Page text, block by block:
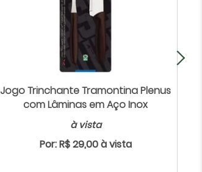
Jogo Trinchante Tramontina Plenus
com Lâminas em Aço Inox
à vista
Por: R$ 29,00 à vista